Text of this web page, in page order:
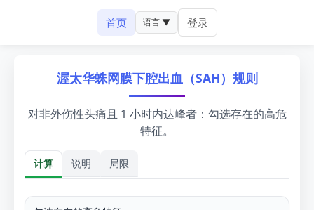
首页 语言 ▼ 登录
渥太华蛛网膜下腔出血（SAH）规则
对非外伤性头痛且 1 小时内达峰者：勾选存在的高危
特征。
计算 说明 局限
计算